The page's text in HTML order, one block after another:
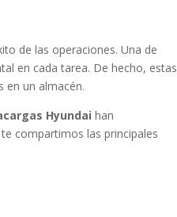
de las operaciones. Una de
en cada tarea. De hecho, estas
en un almacén.
Hyundaihan
te compartimos las principales